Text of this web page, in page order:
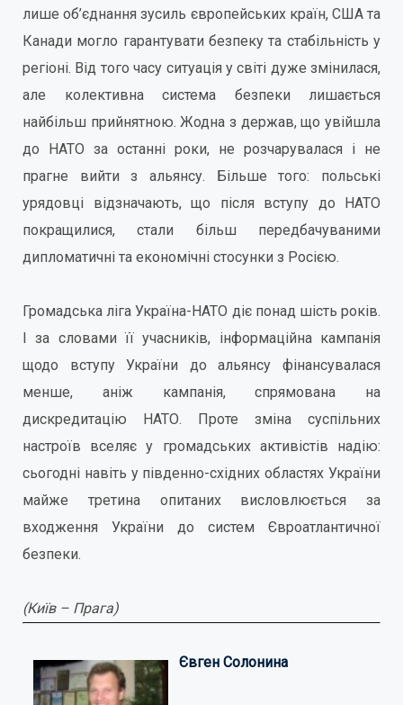
лише об’єднання зусиль європейських країн, США та
Канади могло гарантувати безпеку та стабільність у
регіоні. Від того часу ситуація у світі дуже змінилася,
але колективна система безпеки лишається
найбільш прийнятною. Жодна з держав, що увійшла
до НАТО за останні роки, не розчарувалася і не
прагне вийти з альянсу. Більше того: польські
урядовці відзначають, що після вступу до НАТО
покращилися, стали більш передбачуваними
дипломатичні та економічні стосунки з Росією.
Громадська ліга Україна-НАТО діє понад шість років.
І за словами її учасників, інформаційна кампанія
щодо вступу України до альянсу фінансувалася
менше, аніж кампанія, спрямована на
дискредитацію НАТО. Проте зміна суспільних
настроїв вселяє у громадських активістів надію:
сьогодні навіть у південно-східних областях України
майже третина опитаних висловлюється за
входження України до систем Євроатлантичної
безпеки.
(Київ – Прага)
Євген Солонина